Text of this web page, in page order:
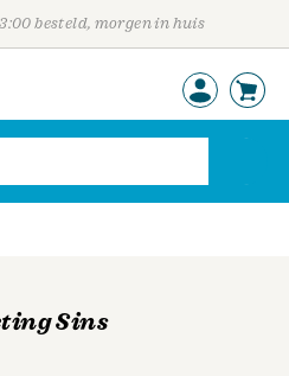
besteld, morgen in huis
Sins